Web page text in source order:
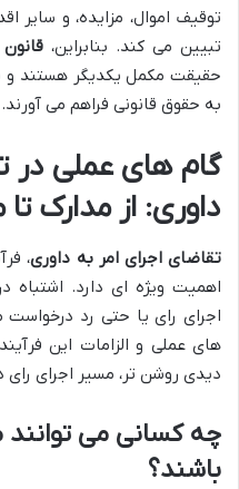
توقیف اموال، مزایده، و سایر
تبیین می کند. بنابراین،
حقیقت مکمل یکدیگر هستند و
به حقوق قانونی فراهم می آورند.
گام های عملی در
داوری: از مدارک
تقاضای اجرای امر به داوری،
اهمیت ویژه ای دارد. اشتباه
اجرای رای یا حتی رد
های عملی و الزامات این
دیدی روشن تر، مسیر اجرای رای
چه کسانی می توانند
باشند؟